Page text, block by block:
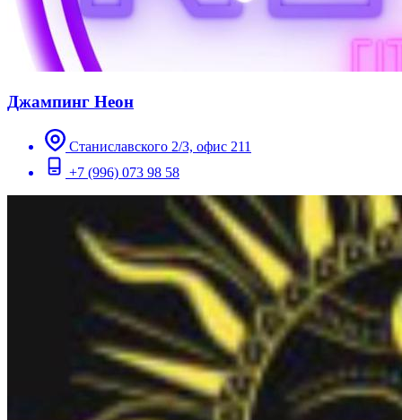
Джампинг Неон
Станиславского 2/3, офис 211
+7 (996) 073 98 58